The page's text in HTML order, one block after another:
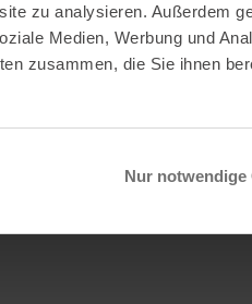
zu analysieren. Außerdem
Medien, Werbung und
zusammen, die Sie ihnen
Nur notwendige